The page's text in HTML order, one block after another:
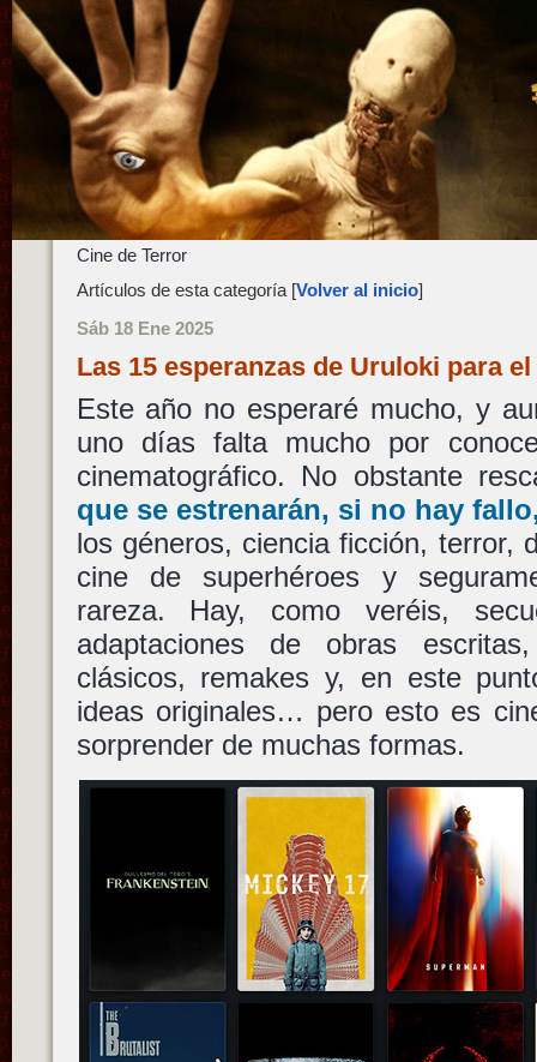
Cine de Terror
Artículos de esta categoría [Volver al inicio]
Sáb 18 Ene 2025
Las 15 esperanzas de Uruloki para
Este año no esperaré mucho, y
uno días falta mucho por
cinematográfico. No obstante
que se estrenarán, si no hay
los géneros, ciencia ficción, terror,
cine de superhéroes y
rareza. Hay, como veréis,
adaptaciones de obras
clásicos, remakes y, en este
ideas originales… pero esto es
sorprender de muchas formas.